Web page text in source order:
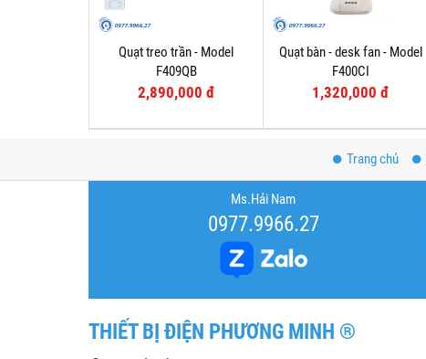
Quạt treo trần - Model
F409QB
2,890,000 đ
Quạt bàn - desk fan - Model
F400CI
1,320,000 đ
Trang chủ
Ms.Hải Nam
0977.9966.27
THIẾT BỊ ĐIỆN PHƯƠNG MINH ®